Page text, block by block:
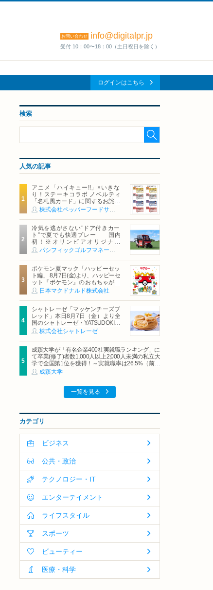
お問い合わせ info@digitalpr.jp
受付 10：00〜18：00（土日祝日を除く）
ログインはこちら
検索
人気の記事
アニメ「ハイキュー!!」×いきな
り！ステーキコラボ ノベルティ
「名札風カード」に関するお詫び
および交換対応についてのご案内
冷気を逃がさない“ドア付きカー
ト”で夏でも快適プレー 国内
初！※オリンピアオリジナル
「AirCon Cart（エアコンカー
ト）」導入 | ＰＧＭ
ポケモン夏マック「ハッピーセッ
ト編」 8月7日(金)より、ハッピーセ
ット『ポケモン』のおもちゃが期
間限定登場
日本マクドナルド株式会社
シャトレーゼ「マッケンチーズブ
レッド」本日8月7日（金）より全
国のシャトレーゼ・YATSUDOKIで
発売株式会社シャトレーゼ
成蹊大学が「有名企業400社実就職ランキング」に
て卒業(修了)者数1,000人以上2,000人未満の私立大
学で全国第1位を獲得！～実就職率は26.5%（前年
比＋4.3pt）に伸長、東京の私立大学でも10位にラ
ンクイン～
成蹊大学
一覧を見る
カテゴリ
ビジネス
公共・政治
テクノロジー・IT
エンターテイメント
ライフスタイル
スポーツ
ビューティー
医療・科学